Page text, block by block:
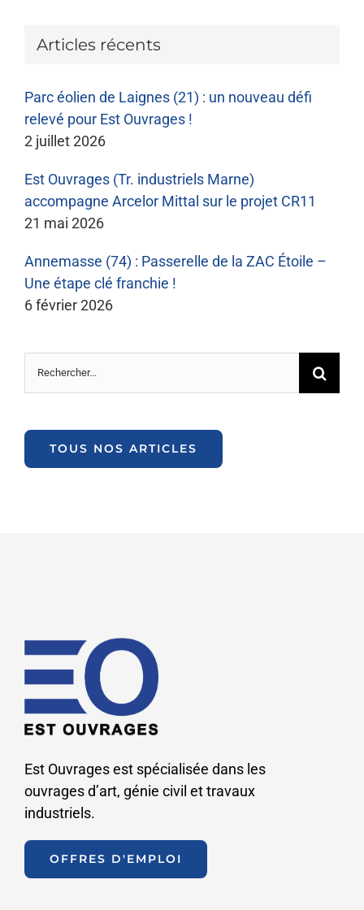
Articles récents
Parc éolien de Laignes (21) : un nouveau défi
relevé pour Est Ouvrages !
2 juillet 2026
Est Ouvrages (Tr. industriels Marne)
accompagne Arcelor Mittal sur le projet CR11
21 mai 2026
Annemasse (74) : Passerelle de la ZAC Étoile –
Une étape clé franchie !
6 février 2026
TOUS NOS ARTICLES
Est Ouvrages est spécialisée dans les
ouvrages d’art, génie civil et travaux
industriels.
OFFRES D'EMPLOI